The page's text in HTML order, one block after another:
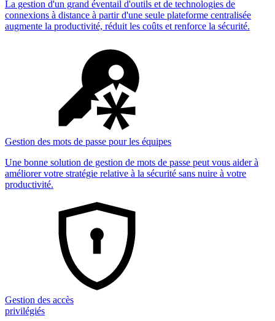
La gestion d'un grand éventail d'outils et de technologies de
connexions à distance à partir d'une seule plateforme centralisée
augmente la productivité, réduit les coûts et renforce la sécurité.
Gestion des mots de passe pour les équipes
Une bonne solution de gestion de mots de passe peut vous aider à
améliorer votre stratégie relative à la sécurité sans nuire à votre
productivité.
Gestion des accès
privilégiés